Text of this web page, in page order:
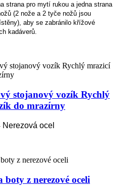
strana pro mytí rukou a jedna strana
(2 nože a 2 tyče nožů jsou
aby se zabránilo křížové
kadáverů.
stojanový vozík Rychlý
do mrazírny
Nerezová ocel
z nerezové oceli